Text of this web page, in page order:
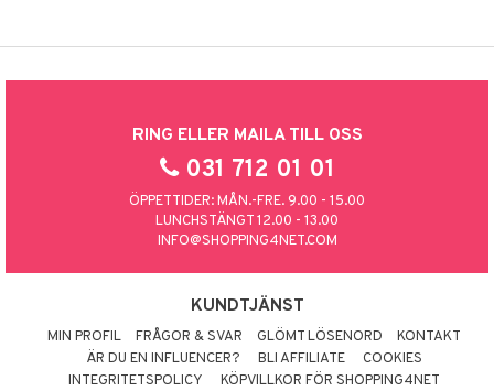
RING ELLER MAILA TILL OSS
031 712 01 01
ÖPPETTIDER: MÅN.-FRE. 9.00 - 15.00
LUNCHSTÄNGT 12.00 - 13.00
INFO@SHOPPING4NET.COM
KUNDTJÄNST
MIN PROFIL FRÅGOR & SVAR GLÖMT LÖSENORD
KONTAKT
ÄR DU EN INFLUENCER?
BLI AFFILIATE
COOKIES
INTEGRITETSPOLICY
KÖPVILLKOR FÖR SHOPPING4NET